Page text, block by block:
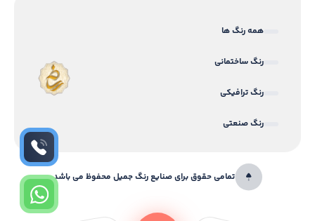
همه رنگ ها
رنگ ساختمانی
رنگ ترافیکی
رنگ صنعتی
تمامی حقوق برای صنایع رنگ جمیل محفوظ می باشد